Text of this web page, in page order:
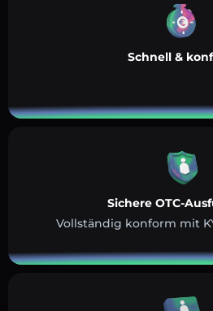
Schnell &
Sichere OTC-
Vollständig konform mit